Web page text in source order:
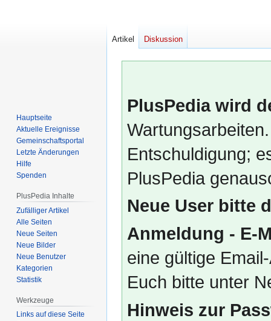
PlusPedia wird
Entschuldigung;
PlusPedia
Neue User bitte
Anmeldung - E-
eine gültige
Euch bitte unter
Hinweis zur
Artikel Diskussion
Hauptseite
Aktuelle Ereignisse
Gemeinschafts­portal
Letzte Änderungen
Hilfe
Spenden
PlusPedia Inhalte
Zufälliger Artikel
Alle Seiten
Neue Seiten
Neue Bilder
Neue Benutzer
Kategorien
Statistik
Werkzeuge
Links auf diese Seite